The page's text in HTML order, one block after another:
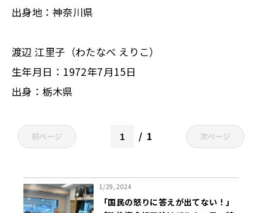
出身地：神奈川県
渡辺 江里子（わたなべ えりこ）
生年月日：1972年7月15日
出身：栃木県
前ページ 1 次ページ
1/29, 2024
「国民の怒りに答えが出てない！」